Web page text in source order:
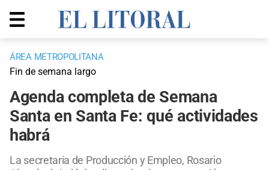
ÁREA METROPOLITANA
Fin de semana largo
Agenda completa de Semana
Santa en Santa Fe: qué actividades
habrá
La secretaria de Producción y Empleo, Rosario